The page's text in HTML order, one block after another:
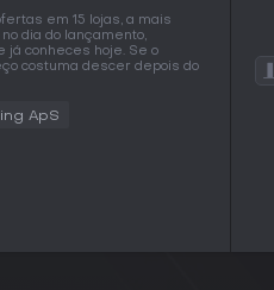
em 15 lojas, a mais
dia do lançamento,
já conheces hoje. Se o
costuma descer depois do
ApS